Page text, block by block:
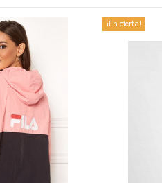
¡En oferta!